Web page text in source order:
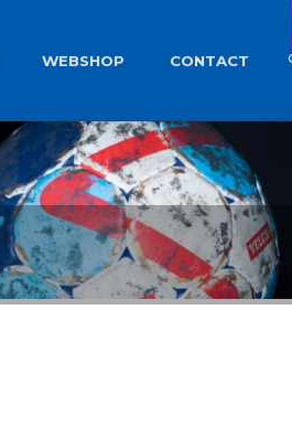
WEBSHOP CONTACT